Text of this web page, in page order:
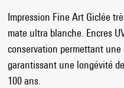
Impression Fine Art Giclée
mate ultra blanche. Encres
conservation permettant
garantissant une longévité
100 ans.